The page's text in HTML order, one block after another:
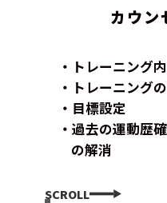
カウン
トレーニング
トレーニング
目標設定
過去の運動歴
の解消
SCROLL